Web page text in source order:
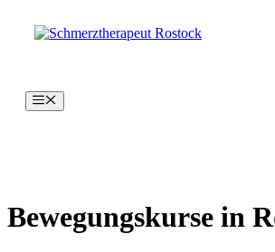
Inhalt
Inhalt
Menü
Bewegungskurse in